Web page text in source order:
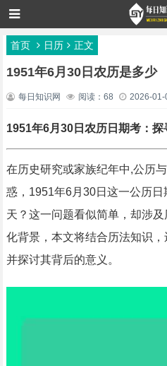
首页 日历 正文
1951年6月30日农历是多少
每日知识网 阅读：68 2026-01-
1951年6月30日农历日期考：
在历史研究或家族纪年中,公历
惑，1951年6月30日这一公历
天？这一问题看似简单，却涉
化背景，本文将结合历法知识，
并探讨其背后的意义。